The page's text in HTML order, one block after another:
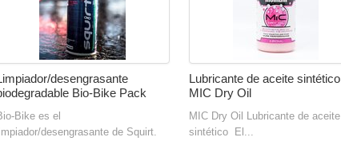
desengrasante
Bio-Bike Pack
Bike es el
desengrasante de Squirt.
Lubricante de aceite sintético
MIC Dry Oil
MIC Dry Oil Lubricante de aceite
sintético El...